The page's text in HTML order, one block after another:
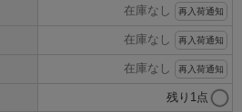
在庫なし 再入荷通知
在庫なし 再入荷通知
在庫なし 再入荷通知
残り1点